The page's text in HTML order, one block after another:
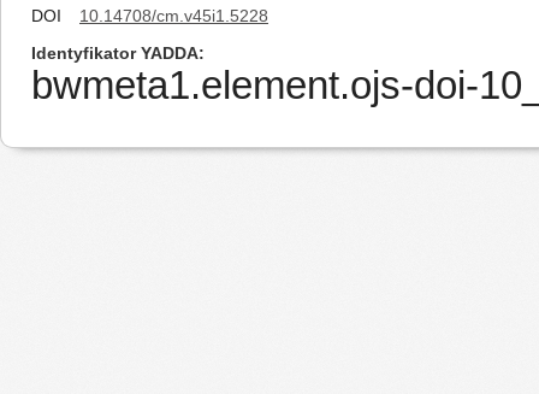
DOI
10.14708/cm.v45i1.5228
Identyfikator YADDA
bwmeta1.element.ojs-doi-